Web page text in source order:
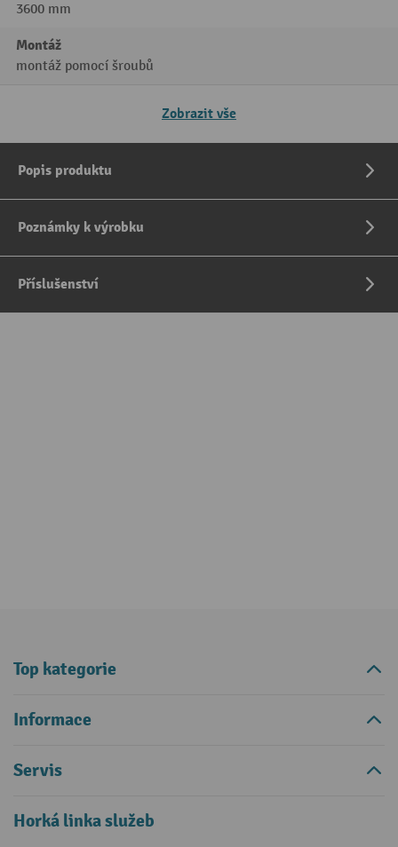
3600 mm
Montáž
montáž pomocí šroubů
Zobrazit vše
Popis produktu
Poznámky k výrobku
Příslušenství
Top kategorie
Informace
Servis
Horká linka služeb